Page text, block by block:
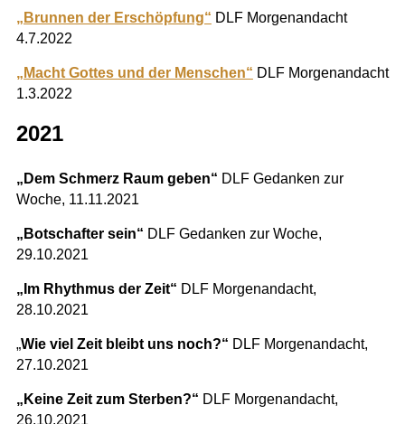
„Brunnen der Erschöpfung“ DLF Morgenandacht
4.7.2022
„Macht Gottes und der Menschen“ DLF Morgenandacht
1.3.2022
2021
„Dem Schmerz Raum geben“ DLF Gedanken zur
Woche, 11.11.2021
„Botschafter sein“ DLF Gedanken zur Woche,
29.10.2021
„Im Rhythmus der Zeit“ DLF Morgenandacht,
28.10.2021
„Wie viel Zeit bleibt uns noch?“ DLF Morgenandacht,
27.10.2021
„Keine Zeit zum Sterben?“ DLF Morgenandacht,
26.10.2021